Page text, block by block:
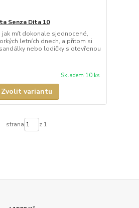
Senza Dita 10
mít dokonale sjednocené,
letních dnech, a přitom si
nebo lodičky s otevřenou
Skladem 10 ks
Zvolit variantu
strana z 1